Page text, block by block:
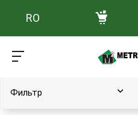
RO
Главная Каталог товаров
Фильтр